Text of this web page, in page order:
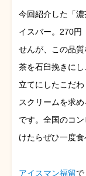
今回紹介した「
イスバー。270円
せんが、この品
茶を石臼挽きに
立てにしたこだ
スクリームを求
です。全国のコ
けたらぜひ一度食
アイスマン福留